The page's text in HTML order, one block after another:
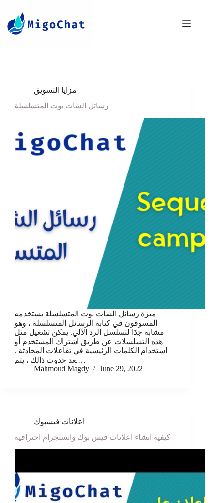
مزايا التسويق
رسائل الشات بوت المتسلسلة
ميزة رسائل الشات بوت المتسلسلة يستخدمه
المسوقون في كتابة الرسائل المتسلسلة ، وهو
مشابه جدًا لتسلسل الرد الآلي. يمكن تشغيل مثل
هذه التسلسلات عن طريق اشتراك المستخدم أو
استخدام الكلمات الرئيسية في تفاعلات المحادثة .
بعد حدوث ذالك ، يتم…
Mahmoud Magdy
June 29, 2022
اعلانات فيسبوك
كيفية انشاء اعلانات فيس بوك وانستجرام احترافية